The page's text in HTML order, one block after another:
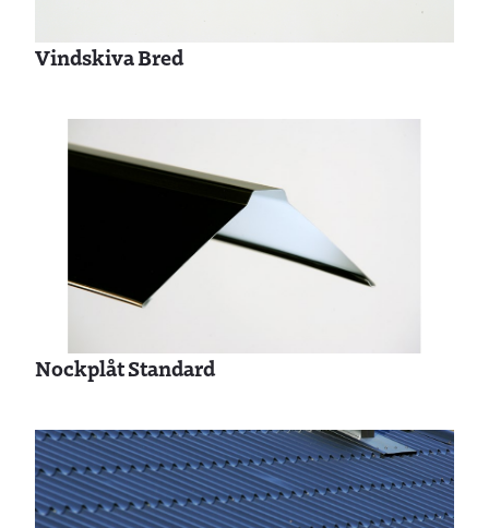
Vindskiva Bred
Nockplåt Standard